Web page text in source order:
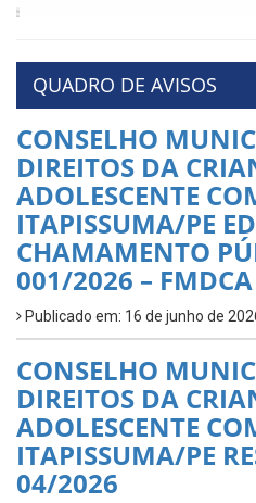
QUADRO DE AVISOS
CONSELHO
DIREITOS DA
ADOLESCENTE
ITAPISSUMA/PE
CHAMAMENTO
001/2026 –
Publicado em: 16 de junho de
CONSELHO
DIREITOS DA
ADOLESCENTE
ITAPISSUMA/PE
04/2026